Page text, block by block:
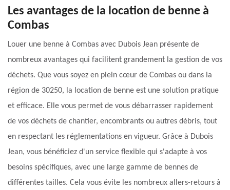
Les avantages de la location de benne à
Combas
Louer une benne à Combas avec Dubois Jean présente de
nombreux avantages qui facilitent grandement la gestion de vos
déchets. Que vous soyez en plein cœur de Combas ou dans la
région de 30250, la location de benne est une solution pratique
et efficace. Elle vous permet de vous débarrasser rapidement
de vos déchets de chantier, encombrants ou autres débris, tout
en respectant les réglementations en vigueur. Grâce à Dubois
Jean, vous bénéficiez d'un service flexible qui s'adapte à vos
besoins spécifiques, avec une large gamme de bennes de
différentes tailles. Cela vous évite les nombreux allers-retours à